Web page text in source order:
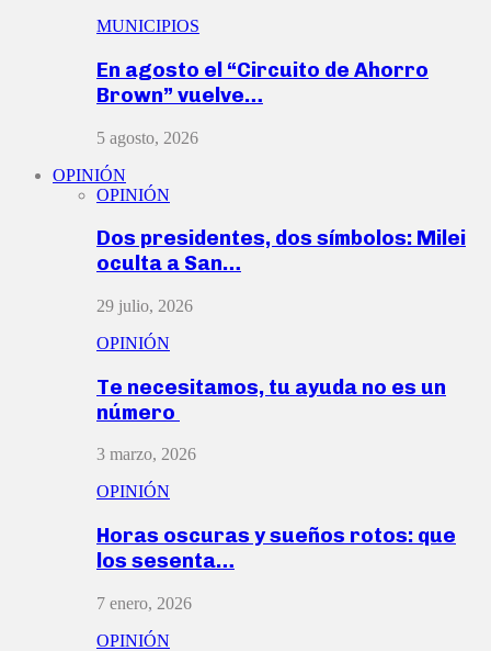
MUNICIPIOS
En agosto el “Circuito de Ahorro
Brown” vuelve…
5 agosto, 2026
OPINIÓN
OPINIÓN
Dos presidentes, dos símbolos: Milei
oculta a San…
29 julio, 2026
OPINIÓN
Te necesitamos, tu ayuda no es un
número
3 marzo, 2026
OPINIÓN
Horas oscuras y sueños rotos: que
los sesenta…
7 enero, 2026
OPINIÓN